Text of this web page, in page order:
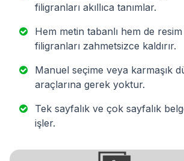
filigranları akıllıca tanımlar.
Hem metin tabanlı hem de resim
filigranları zahmetsizce kaldırır.
Manuel seçime veya karmaşık
araçlarına gerek yoktur.
Tek sayfalık ve çok sayfalık
işler.